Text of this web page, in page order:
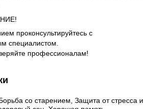
проконсультируйтесь с
специалистом.
профессионалам!
со старением, Защита от стресса и